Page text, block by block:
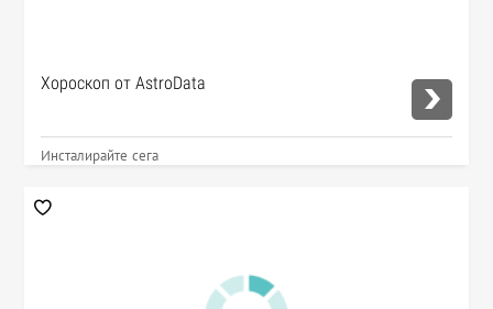
Хороскоп от AstroData
Инсталирайте сега